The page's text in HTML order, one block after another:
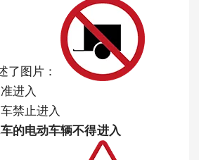
了图片：
进入
禁止进入
的电动车辆不得进入